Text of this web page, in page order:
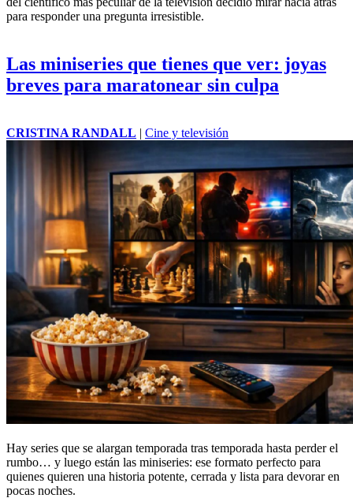
para responder una pregunta irresistible.
Las miniseries que tienes que ver: joyas
breves para maratonear sin culpa
CRISTINA RANDALL | Cine y televisión
Hay series que se alargan temporada tras temporada hasta perder el
rumbo… y luego están las miniseries: ese formato perfecto para
quienes quieren una historia potente, cerrada y lista para devorar en
pocas noches.